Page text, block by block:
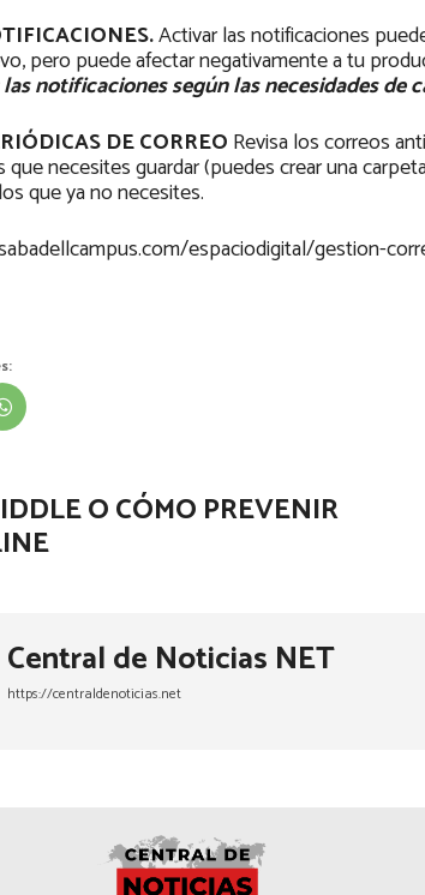
Activar las notificaciones
pero puede afectar negativamente a tu
notificaciones según las necesidades de
DE CORREO Revisa los correos
que necesites guardar (puedes crear una
que ya no necesites.
espaciodigital/gestion-
O CÓMO PREVENIR
Central de Noticias NET
https://centraldenoticias.net